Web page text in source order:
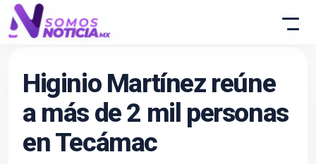
Higinio Martínez reúne
a más de 2 mil personas
en Tecámac